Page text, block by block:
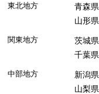
東北地方 青森県
山形県
関東地方 茨城県
千葉県
中部地方 新潟県
山梨県